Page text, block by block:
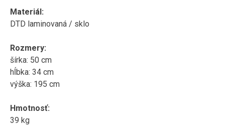
Materiál:
DTD laminovaná / sklo
Rozmery:
šírka: 50 cm
hĺbka: 34 cm
výška: 195 cm
Hmotnosť:
39 kg